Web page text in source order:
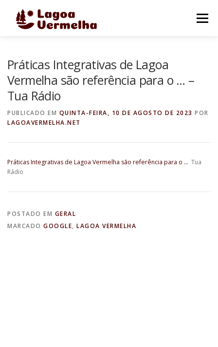
Menu
FALE CONOSCO
Práticas Integrativas de Lagoa
Vermelha são referência para o … –
Tua Rádio
PUBLICADO EM QUINTA-FEIRA, 10 DE AGOSTO DE 2023 POR
LAGOAVERMELHA.NET
Práticas Integrativas de Lagoa Vermelha são referência para o … Tua
Rádio
POSTADO EM GERAL
MARCADO GOOGLE, LAGOA VERMELHA